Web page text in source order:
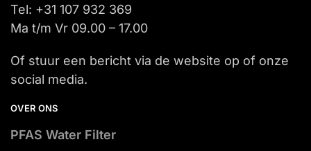
Tel: +31 107 932 369
Ma t/m Vr 09.00 – 17.00
Of stuur een bericht via de website op of onze
social media.
OVER ONS
PFAS Water Filter